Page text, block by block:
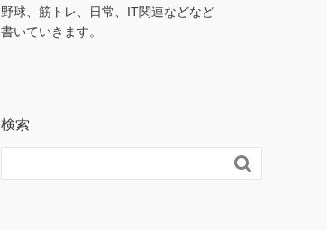
野球、筋トレ、日常、IT関連などなど
書いていきます。
検索
